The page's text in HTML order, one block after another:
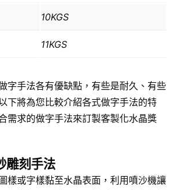
10KGS
11KGS
字手法各有優缺點，有些是耐久、有些
下將為您比較介紹各式做字手法的特
需求的做字手法來訂製客製化水晶獎
雕刻手法
樣或字樣黏至水晶表面，利用噴沙機讓